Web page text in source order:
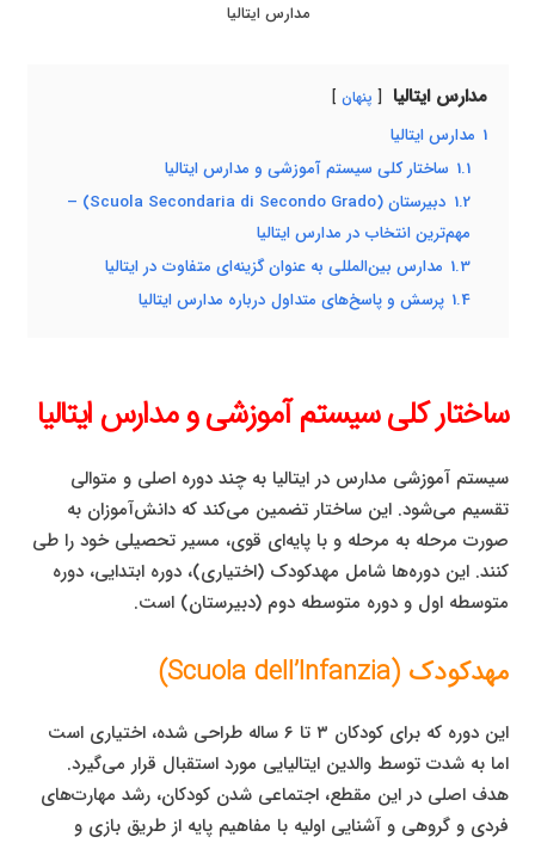
مدارس ایتالیا
مدارس ایتالیا پنهان
1 مدارس ایتالیا
1.1 ساختار کلی سیستم آموزشی و مدارس ایتالیا
1.2
دبیرستان (Scuola Secondaria di Secondo Grado) –
مهم‌ترین انتخاب در مدارس ایتالیا
1.3 مدارس بین‌المللی به عنوان گزینه‌ای متفاوت در ایتالیا
1.4 پرسش و پاسخ‌های متداول درباره مدارس ایتالیا
ساختار کلی سیستم آموزشی و مدارس ایتالیا
سیستم آموزشی مدارس در ایتالیا به چند دوره اصلی و متوالی
تقسیم می‌شود. این ساختار تضمین می‌کند که دانش‌آموزان به
صورت مرحله به مرحله و با پایه‌ای قوی، مسیر تحصیلی خود را طی
کنند. این دوره‌ها شامل مهدکودک (اختیاری)، دوره ابتدایی، دوره
متوسطه اول و دوره متوسطه دوم (دبیرستان) است.
مهدکودک (Scuola dell’Infanzia)
این دوره که برای کودکان ۳ تا ۶ ساله طراحی شده، اختیاری است
اما به شدت توسط والدین ایتالیایی مورد استقبال قرار می‌گیرد.
هدف اصلی در این مقطع، اجتماعی شدن کودکان، رشد مهارت‌های
فردی و گروهی و آشنایی اولیه با مفاهیم پایه از طریق بازی و